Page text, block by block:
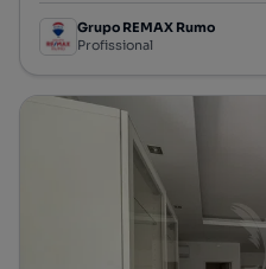
Grupo REMAX Rumo
Profissional